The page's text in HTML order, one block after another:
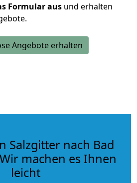
Formular aus und erhalten
Angebote erhalten
Salzgitter nach Bad
machen es Ihnen
leicht